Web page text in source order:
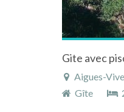
Aigues-
Gîte